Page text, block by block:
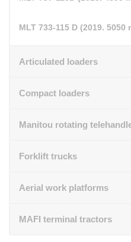
MLT 733-115 D (2019. 5050
Articulated loaders
Compact loaders
Manitou rotating
Forklift trucks
Aerial work platforms
MAFI terminal tractors